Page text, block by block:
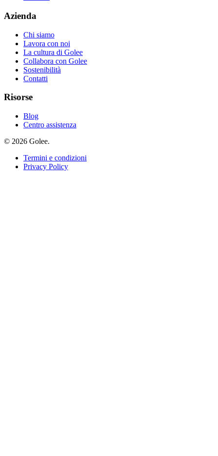
Azienda
Chi siamo
Lavora con noi
La cultura di Golee
Collabora con Golee
Sostenibilità
Contatti
Risorse
Blog
Centro assistenza
© 2026 Golee.
Termini e condizioni
Privacy Policy